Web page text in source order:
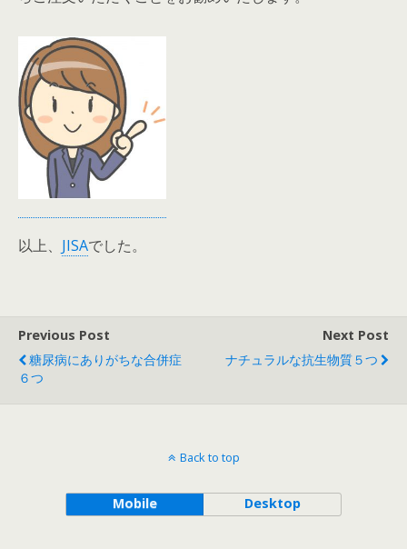
以上、 JISAでした。
Previous Post
糖尿病にありがちな合併症
６つ
Next Post
ナチュラルな抗生物質５つ
Back to top
Mobile Desktop